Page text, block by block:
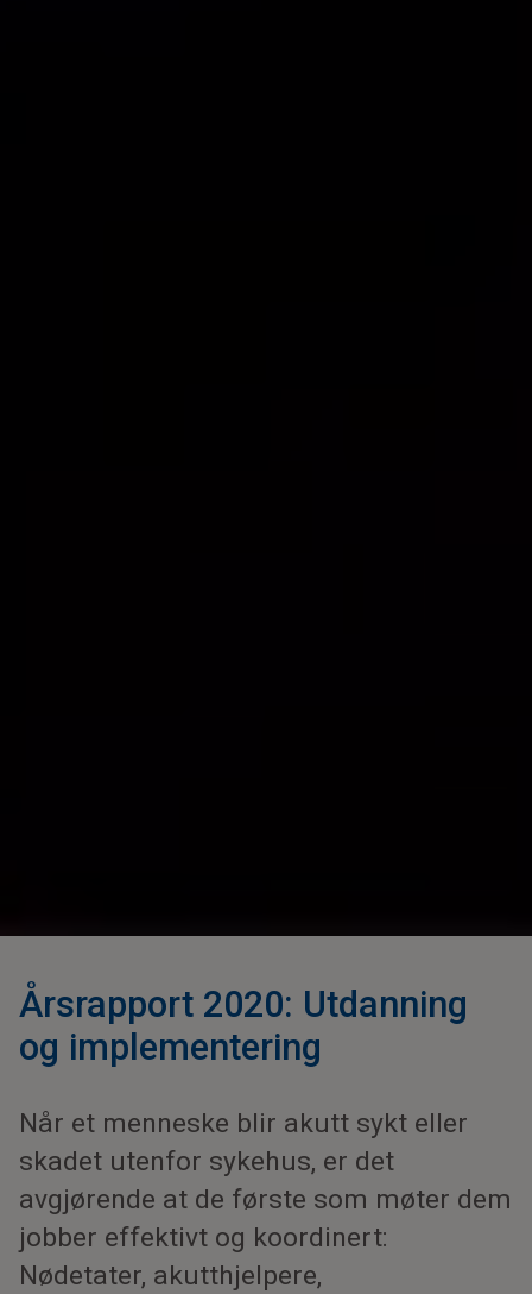
Årsrapport 2020: Utdanning
og implementering
Når et menneske blir akutt sykt eller
skadet utenfor sykehus, er det
avgjørende at de første som møter dem
jobber effektivt og koordinert:
Nødetater, akutthjelpere,